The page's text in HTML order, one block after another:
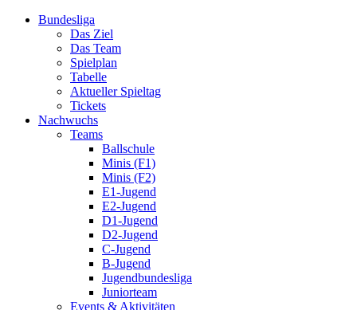
Bundesliga
Das Ziel
Das Team
Spielplan
Tabelle
Aktueller Spieltag
Tickets
Nachwuchs
Teams
Ballschule
Minis (F1)
Minis (F2)
E1-Jugend
E2-Jugend
D1-Jugend
D2-Jugend
C-Jugend
B-Jugend
Jugendbundesliga
Juniorteam
Events & Aktivitäten